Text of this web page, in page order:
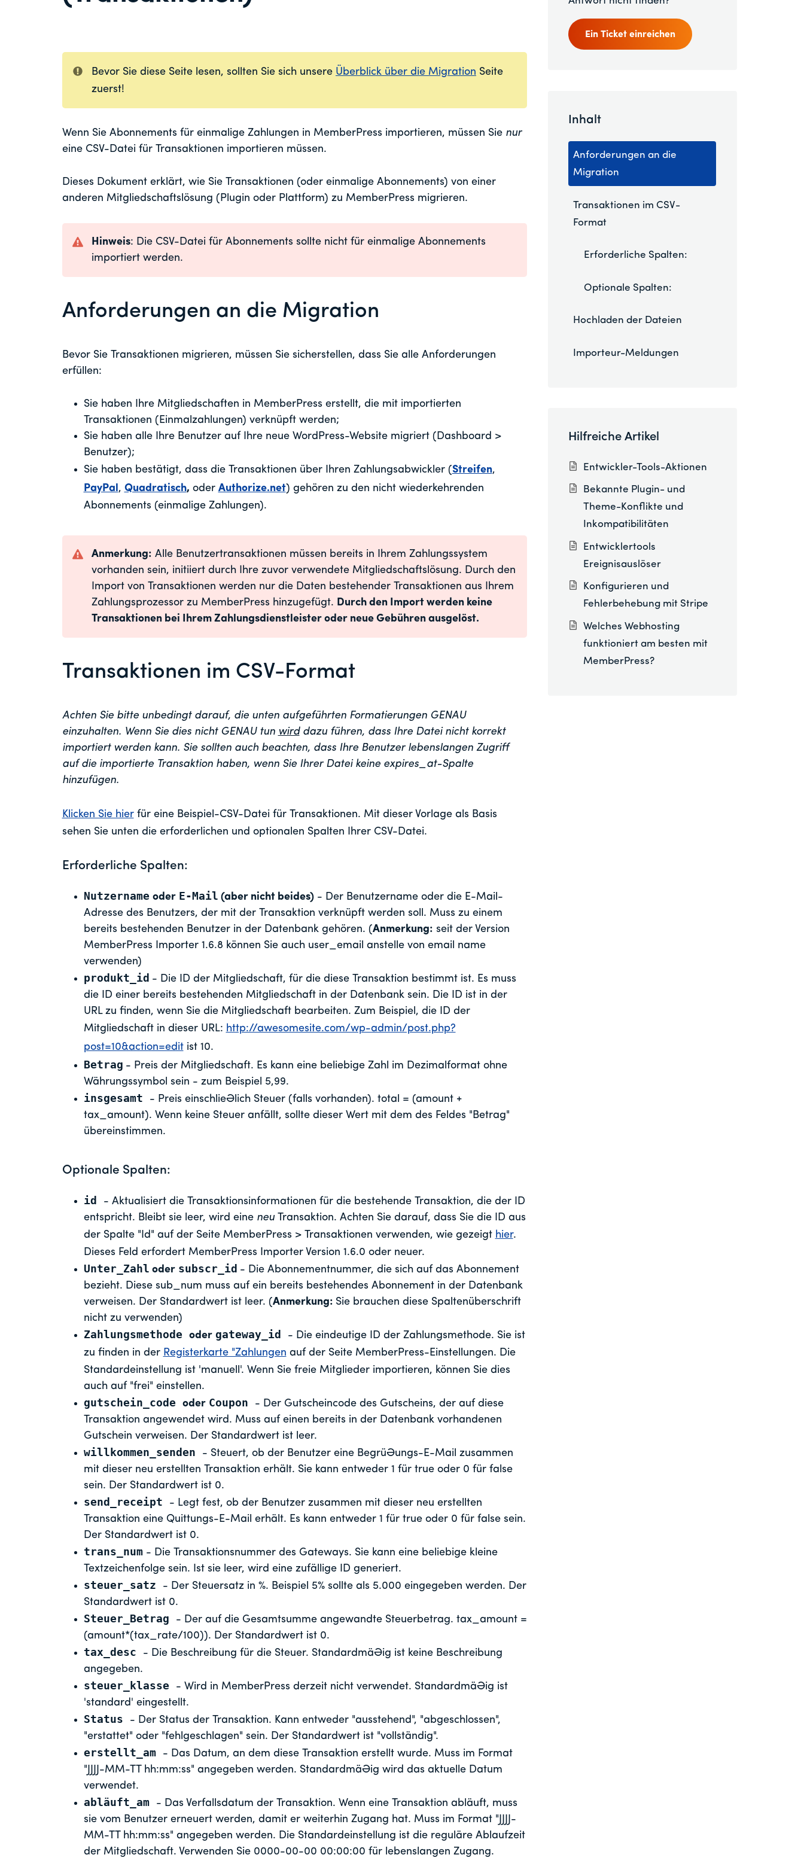
Bevor Sie diese Seite lesen, sollten Sie sich unsere Überblick über die Migration Seite
zuerst!
Wenn Sie Abonnements für einmalige Zahlungen in MemberPress importieren, müssen Sienur
eine CSV-Datei für Transaktionen importieren müssen.
Dieses Dokument erklärt, wie Sie Transaktionen (oder einmalige Abonnements) von einer
anderen Mitgliedschaftslösung (Plugin oder Plattform) zu MemberPress migrieren.
Hinweis: Die CSV-Datei für Abonnements sollte nicht für einmalige Abonnements
importiert werden.
Anforderungen an die Migration
Bevor Sie Transaktionen migrieren, müssen Sie sicherstellen, dass Sie alle Anforderungen
erfüllen:
Sie haben Ihre Mitgliedschaften in MemberPress erstellt, die mit importierten
Transaktionen (Einmalzahlungen) verknüpft werden;
Sie haben alle Ihre Benutzer auf Ihre neue WordPress-Website migriert (Dashboard >
Benutzer);
Sie haben bestätigt, dass die Transaktionen über Ihren Zahlungsabwickler (Streifen,
PayPal, Quadratisch, oder Authorize.net) gehören zu den nicht wiederkehrenden
Abonnements (einmalige Zahlungen).
Anmerkung: Alle Benutzertransaktionen müssen bereits in Ihrem Zahlungssystem
vorhanden sein, initiiert durch Ihre zuvor verwendete Mitgliedschaftslösung. Durch den
Import von Transaktionen werden nur die Daten bestehender Transaktionen aus Ihrem
Zahlungsprozessor zu MemberPress hinzugefügt. Durch den Import werden keine
Transaktionen bei Ihrem Zahlungsdienstleister oder neue Gebühren ausgelöst.
Transaktionen im CSV-Format
Achten Sie bitte unbedingt darauf, die unten aufgeführten Formatierungen GENAU
einzuhalten. Wenn Sie dies nicht GENAU tun wirddazu führen, dass Ihre Datei nicht korrekt
importiert werden kann. Sie sollten auch beachten, dass Ihre Benutzer lebenslangen Zugriff
auf die importierte Transaktion haben, wenn Sie Ihrer Datei keine expires_at-Spalte
hinzufügen.
Klicken Sie hierfür eine Beispiel-CSV-Datei für Transaktionen. Mit dieser Vorlage als Basis
sehen Sie unten die erforderlichen und optionalen Spalten Ihrer CSV-Datei.
Erforderliche Spalten:
Nutzername oder E-Mail (aber nicht beides)- Der Benutzername oder die E-Mail-
Adresse des Benutzers, der mit der Transaktion verknüpft werden soll. Muss zu einem
bereits bestehenden Benutzer in der Datenbank gehören. (Anmerkung: seit der Version
MemberPress Importer 1.6.8 können Sie auch user_email anstelle von email name
verwenden)
produkt_id - Die ID der Mitgliedschaft, für die diese Transaktion bestimmt ist. Es muss
die ID einer bereits bestehenden Mitgliedschaft in der Datenbank sein. Die ID ist in der
URL zu finden, wenn Sie die Mitgliedschaft bearbeiten. Zum Beispiel, die ID der
Mitgliedschaft in dieser URL: http://awesomesite.com/wp-admin/post.php?
post=10&action=editist 10.
Betrag - Preis der Mitgliedschaft. Es kann eine beliebige Zahl im Dezimalformat ohne
Währungssymbol sein - zum Beispiel 5,99.
insgesamt
- Preis einschließlich Steuer (falls vorhanden). total = (amount +
tax_amount). Wenn keine Steuer anfällt, sollte dieser Wert mit dem des Feldes "Betrag"
übereinstimmen.
Optionale Spalten:
id
- Aktualisiert die Transaktionsinformationen für die bestehende Transaktion, die der ID
entspricht. Bleibt sie leer, wird eine neuTransaktion. Achten Sie darauf, dass Sie die ID aus
der Spalte "Id" auf der Seite MemberPress > Transaktionen verwenden, wie gezeigt hier.
Dieses Feld erfordert MemberPress Importer Version 1.6.0 oder neuer.
Unter_Zahl oder subscr_id - Die Abonnementnummer, die sich auf das Abonnement
bezieht. Diese sub_num muss auf ein bereits bestehendes Abonnement in der Datenbank
verweisen. Der Standardwert ist leer. (Anmerkung: Sie brauchen diese Spaltenüberschrift
nicht zu verwenden)
Zahlungsmethode oder gateway_id
- Die eindeutige ID der Zahlungsmethode. Sie ist
zu finden in der Registerkarte "Zahlungen auf der Seite MemberPress-Einstellungen. Die
Standardeinstellung ist 'manuell'. Wenn Sie freie Mitglieder importieren, können Sie dies
auch auf "frei" einstellen.
gutschein_code oder Coupon
- Der Gutscheincode des Gutscheins, der auf diese
Transaktion angewendet wird. Muss auf einen bereits in der Datenbank vorhandenen
Gutschein verweisen. Der Standardwert ist leer.
willkommen_senden
- Steuert, ob der Benutzer eine Begrüßungs-E-Mail zusammen
mit dieser neu erstellten Transaktion erhält. Sie kann entweder 1 für true oder 0 für false
sein. Der Standardwert ist 0.
send_receipt
- Legt fest, ob der Benutzer zusammen mit dieser neu erstellten
Transaktion eine Quittungs-E-Mail erhält. Es kann entweder 1 für true oder 0 für false sein.
Der Standardwert ist 0.
trans_num- Die Transaktionsnummer des Gateways. Sie kann eine beliebige kleine
Textzeichenfolge sein. Ist sie leer, wird eine zufällige ID generiert.
steuer_satz
- Der Steuersatz in %. Beispiel 5% sollte als 5.000 eingegeben werden. Der
Standardwert ist 0.
Steuer_Betrag
- Der auf die Gesamtsumme angewandte Steuerbetrag. tax_amount =
(amount*(tax_rate/100)). Der Standardwert ist 0.
tax_desc
- Die Beschreibung für die Steuer. Standardmäßig ist keine Beschreibung
angegeben.
steuer_klasse
- Wird in MemberPress derzeit nicht verwendet. Standardmäßig ist
'standard' eingestellt.
Status
- Der Status der Transaktion. Kann entweder "ausstehend", "abgeschlossen",
"erstattet" oder "fehlgeschlagen" sein. Der Standardwert ist "vollständig".
erstellt_am
- Das Datum, an dem diese Transaktion erstellt wurde. Muss im Format
"JJJJ-MM-TT hh:mm:ss" angegeben werden. Standardmäßig wird das aktuelle Datum
verwendet.
abläuft_am
- Das Verfallsdatum der Transaktion. Wenn eine Transaktion abläuft, muss
sie vom Benutzer erneuert werden, damit er weiterhin Zugang hat. Muss im Format "JJJJ-
MM-TT hh:mm:ss" angegeben werden. Die Standardeinstellung ist die reguläre Ablaufzeit
der Mitgliedschaft. Verwenden Sie 0000-00-00 00:00:00 für lebenslangen Zugang.
Ein Ticket einreichen
Inhalt
Anforderungen an die
Migration
Transaktionen im CSV-
Format
Erforderliche Spalten:
Optionale Spalten:
Hochladen der Dateien
Importeur-Meldungen
Hilfreiche Artikel
Entwickler-Tools-Aktionen
Bekannte Plugin- und
Theme-Konflikte und
Inkompatibilitäten
Entwicklertools
Ereignisauslöser
Konfigurieren und
Fehlerbehebung mit Stripe
Welches Webhosting
funktioniert am besten mit
MemberPress?